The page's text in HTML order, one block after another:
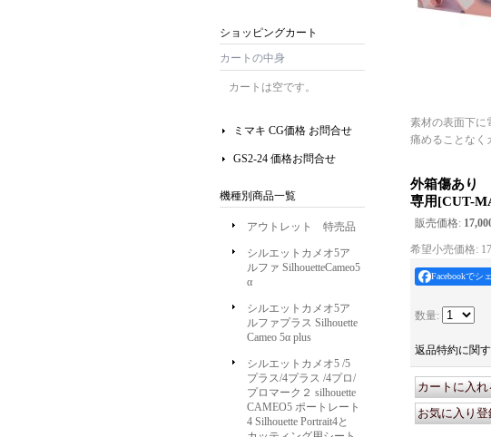
ショッピングカート
カートの中身
カートは空です。
ミマキ CG価格 お問合せ
GS2-24 価格お問合せ
機種別商品一覧
アウトレット 特売品
シルエットカメオ5ア
ルファ SilhouetteCameo5
α
シルエットカメオ5ア
ルファプラス Silhouette
Cameo 5α plus
シルエットカメオ5 /5
プラス/4プラス /4プロ/
プロマーク２ silhouette
CAMEO5 ポートレート
4 Silhouette Portrait4と
素材の表面下に
痛めることなく
外箱傷あり
専用[CUT-
販売価格:
希望小売価格:
Facebookでシ
数量:
返品特約に関